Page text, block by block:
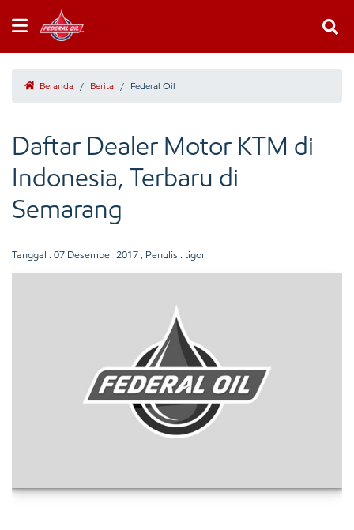
Beranda / Berita / Federal Oil
Daftar Dealer Motor KTM di
Indonesia, Terbaru di
Semarang
Tanggal : 07 Desember 2017 , Penulis : tigor